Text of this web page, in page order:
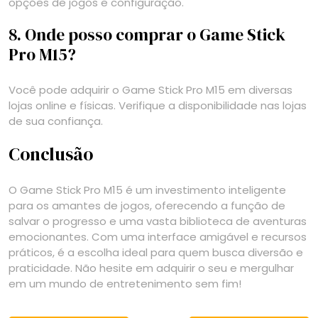
8. Onde posso comprar o Game Stick
Pro M15?
Você pode adquirir o Game Stick Pro M15 em diversas
lojas online e físicas. Verifique a disponibilidade nas lojas
de sua confiança.
Conclusão
O Game Stick Pro M15 é um investimento inteligente
para os amantes de jogos, oferecendo a função de
salvar o progresso e uma vasta biblioteca de aventuras
emocionantes. Com uma interface amigável e recursos
práticos, é a escolha ideal para quem busca diversão e
praticidade. Não hesite em adquirir o seu e mergulhar
em um mundo de entretenimento sem fim!